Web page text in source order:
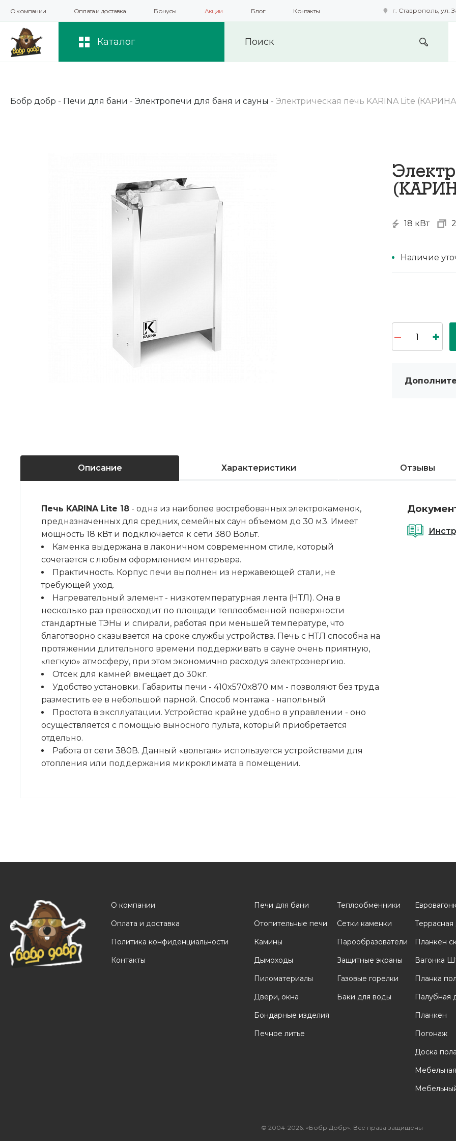
О компании Оплата и доставка Бонусы Акции Блог Контакты г. Ставрополь, ул.
Каталог
Бобр добр - Печи для бани - Электропечи для баня и сауны - Электрическая печь KARINA Lite
18 кВт
Наличие
Описание Характеристики Отзывы
Печь KARINA Lite 18 - одна из наиболее востребованных электрокаменок,
предназначенных для средних, семейных саун объемом до 30 м3. Имеет
мощность 18 кВт и подключается к сети 380 Вольт.
Каменка выдержана в лаконичном современном стиле, который
сочетается с любым оформлением интерьера.
Практичность. Корпус печи выполнен из нержавеющей стали, не
требующей уход.
Нагревательный элемент - низкотемпературная лента (НТЛ). Она в
несколько раз превосходит по площади теплообменной поверхности
стандартные ТЭНы и спирали, работая при меньшей температуре, что
благотворно сказывается на сроке службы устройства. Печь с НТЛ способна на
протяжении длительного времени поддерживать в сауне очень приятную,
«легкую» атмосферу, при этом экономично расходуя электроэнергию.
Отсек для камней вмещает до 30кг.
Удобство установки. Габариты печи - 410x570x870 мм - позволяют без труда
разместить ее в небольшой парной. Способ монтажа - напольный
Простота в эксплуатации. Устройство крайне удобно в управлении - оно
осуществляется с помощью выносного пульта, который приобретается
отдельно.
Работа от сети 380В. Данный «вольтаж» используется устройствами для
отопления или поддержания микроклимата в помещении.
О компании
Оплата и доставка
Политика конфиденциальности
Контакты
Печи для бани
Отопительные печи
Камины
Дымоходы
Пиломатериалы
Двери, окна
Бондарные изделия
Печное литье
Теплообменники
Сетки каменки
Парообразователи
Защитные экраны
Газовые горелки
Баки для воды
Террасная
Планкен
Вагонка
Планка
Палубная
Планкен
Погонаж
Доска пола
Мебельная
© 2004-2026. «Бобр Добр». Все права защищены
Мы используем файлы cookie и другие подобные технологии для получения данных с целью сбора